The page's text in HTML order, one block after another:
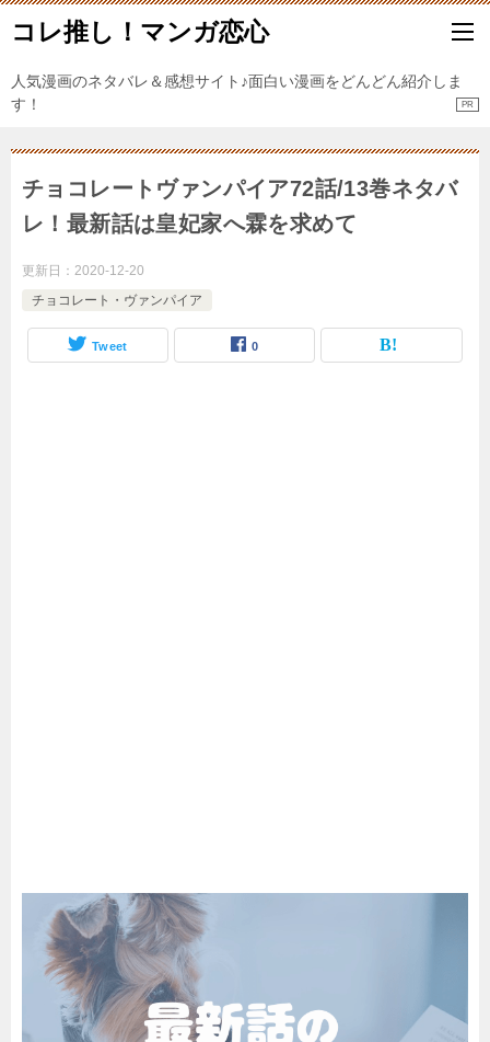
コレ推し！マンガ恋心
人気漫画のネタバレ＆感想サイト♪面白い漫画をどんどん紹介しま
す！
チョコレートヴァンパイア72話/13巻ネタバ
レ！最新話は皇妃家へ霖を求めて
更新日： 2020-12-20
チョコレート・ヴァンパイア
Tweet 0